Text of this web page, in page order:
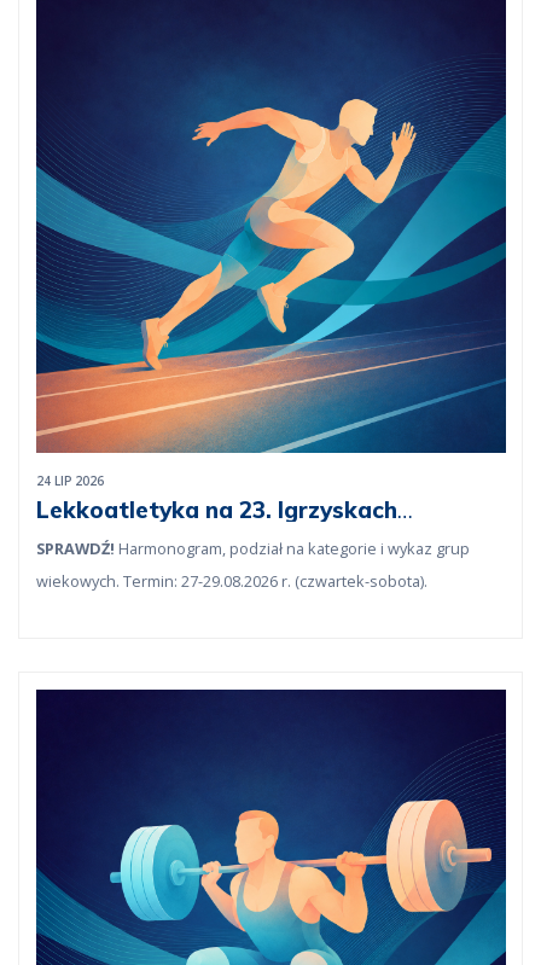
24 LIP 2026
Lekkoatletyka na 23. Igrzyskach
lekarskich
SPRAWDŹ! Harmonogram, podział na kategorie i wykaz grup
wiekowych. Termin: 27-29.08.2026 r. (czwartek-sobota).